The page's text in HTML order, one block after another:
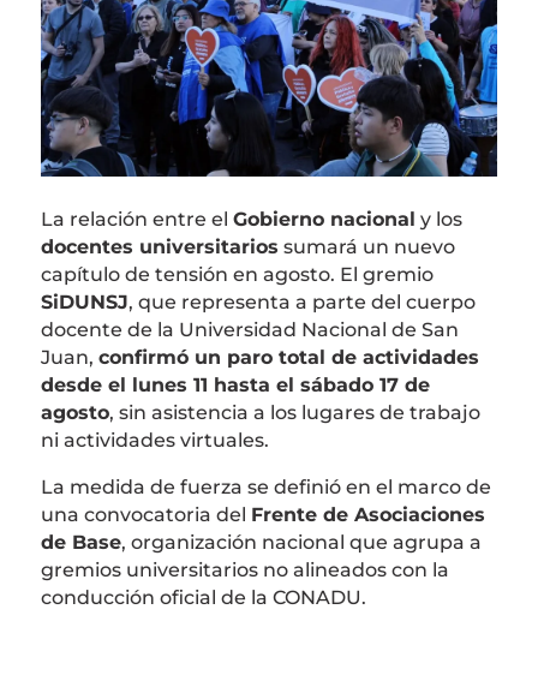
La relación entre el Gobierno nacional y los
docentes universitarios sumará un nuevo
capítulo de tensión en agosto. El gremio
SiDUNSJ, que representa a parte del cuerpo
docente de la Universidad Nacional de San
Juan, confirmó un paro total de actividades
desde el lunes 11 hasta el sábado 17 de
agosto, sin asistencia a los lugares de trabajo
ni actividades virtuales.
La medida de fuerza se definió en el marco de
una convocatoria del Frente de Asociaciones
de Base, organización nacional que agrupa a
gremios universitarios no alineados con la
conducción oficial de la CONADU.